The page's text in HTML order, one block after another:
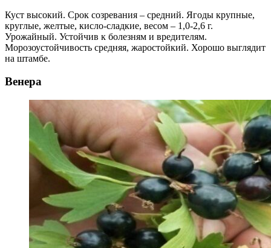
Куст высокий. Срок созревания – средний. Ягоды крупные,
круглые, желтые, кисло-сладкие, весом – 1,0-2,6 г.
Урожайный. Устойчив к болезням и вредителям.
Морозоустойчивость средняя, жаростойкий. Хорошо выглядит
на штамбе.
Венера